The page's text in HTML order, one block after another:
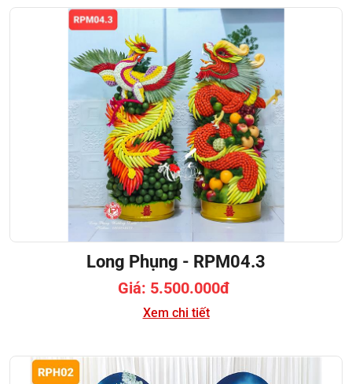
Long Phụng - RPM04.3
Giá: 5.500.000đ
Xem chi tiết